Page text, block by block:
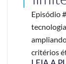
Episódio
critérios